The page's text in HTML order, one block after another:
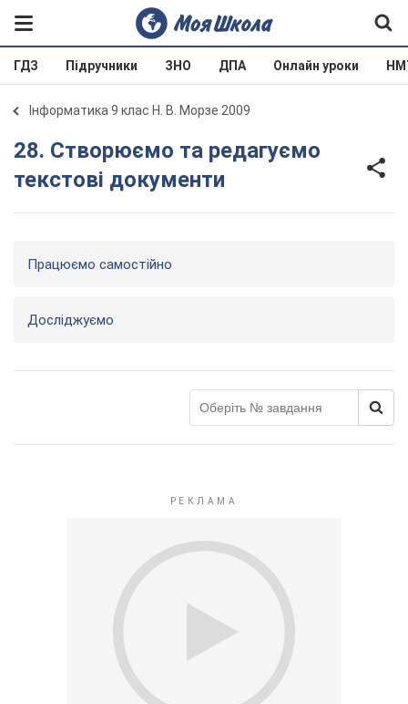
ГДЗ Підручники ЗНО ДПА Онлайн уроки
Інформатика 9 клас Н. В. Морзе 2009
28. Створюємо та редагуємо
текстові документи
Працюємо самостійно
Досліджуємо